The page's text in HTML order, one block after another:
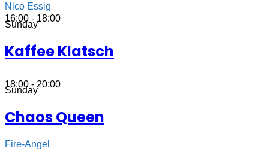
Nico Essig
16:00 - 18:00
Sunday
Kaffee Klatsch
18:00 - 20:00
Sunday
Chaos Queen
Fire-Angel